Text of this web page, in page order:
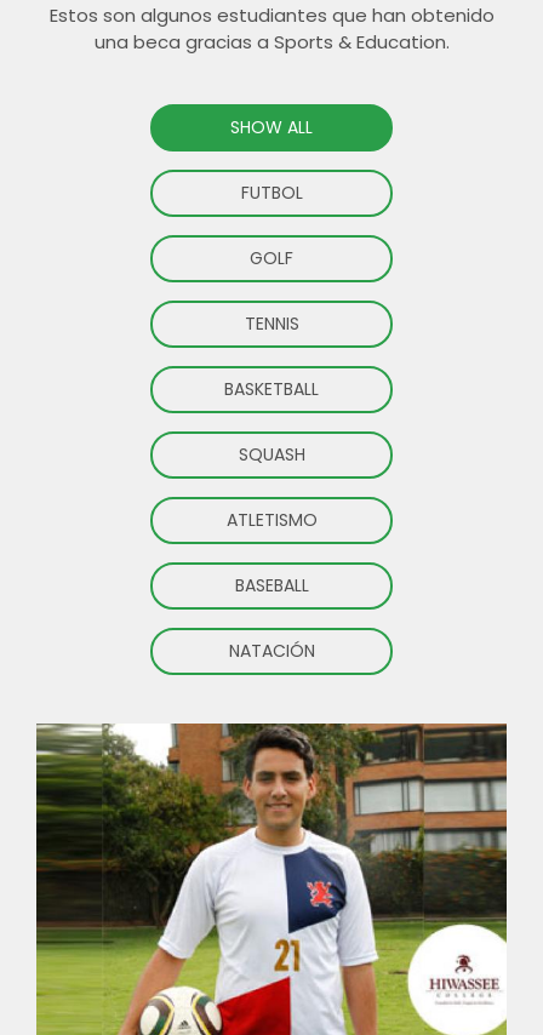
Estos son algunos estudiantes que han obtenido
una beca gracias a Sports & Education.
SHOW ALL
FUTBOL
GOLF
TENNIS
BASKETBALL
SQUASH
ATLETISMO
BASEBALL
NATACIÓN